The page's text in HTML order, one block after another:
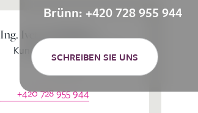
Ing. Iveta Michálková
Kundenkoordinator Klinik
Brünn
+420 728 955 944
Brünn: +420 728 955 944
SCHREIBEN SIE UNS